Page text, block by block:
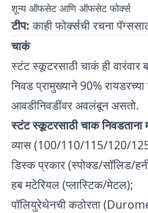
शून्य ऑफसेट आणि ऑफसेट फोर्क्स
टीप:काही फोर्क्सची रचना
चाकं
स्टंट स्कूटरसाठी चाकं ही वारंवार
निवड प्रामुख्याने 90%
आवडीनिवडींवर अवलंबून असतो.
स्टंट स्कूटरसाठी चाक निवडताना
व्यास (100/110/115/120/125
डिस्क प्रकार (स्पोक्ड/सॉलिड/
हब मटेरियल (प्लास्टिक/मेटल);
पॉलियुरेथेनची कठोरता